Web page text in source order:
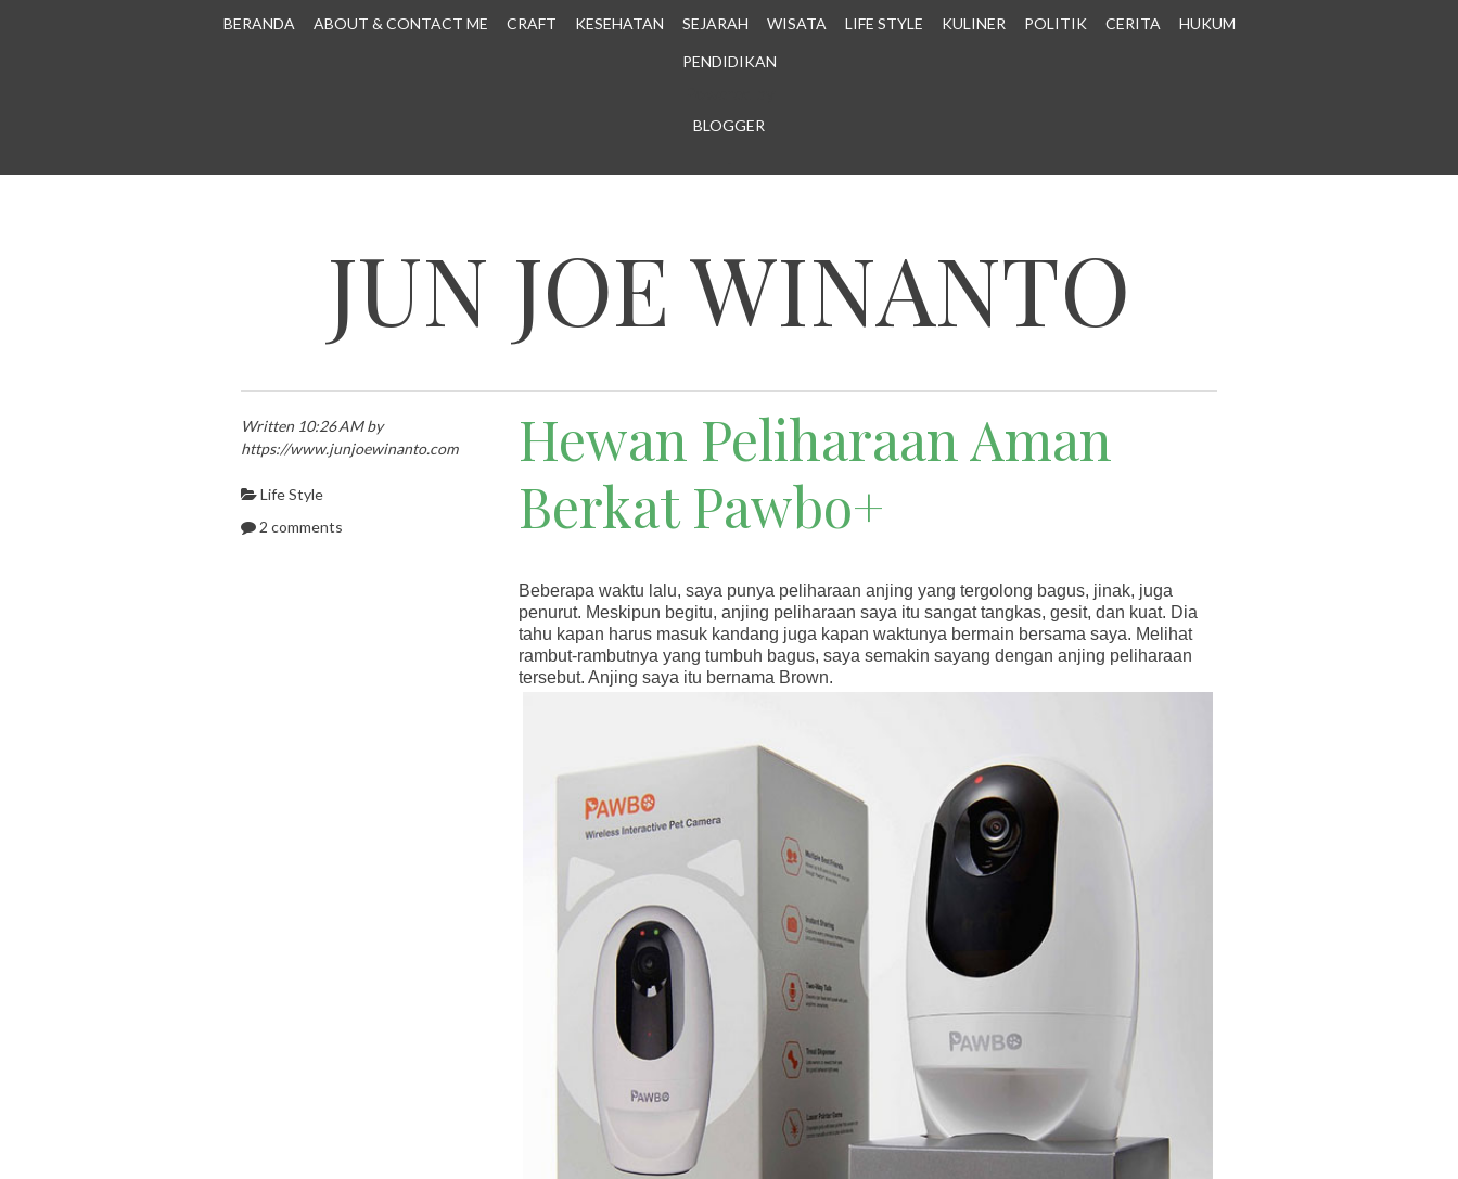
BERANDA ABOUT & CONTACT ME CRAFT KESEHATAN SEJARAH WISATA LIFE STYLE KULINER POLITIK CERITA HUKUM
PENDIDIKAN
BLOGGER
JUN JOE WINANTO
Hewan Peliharaan Aman
Berkat Pawbo+
Beberapa waktu lalu, saya punya peliharaan anjing yang tergolong bagus, jinak, juga
penurut. Meskipun begitu, anjing peliharaan saya itu sangat tangkas, gesit, dan kuat. Dia
tahu kapan harus masuk kandang juga kapan waktunya bermain bersama saya. Melihat
rambut-rambutnya yang tumbuh bagus, saya semakin sayang dengan anjing peliharaan
tersebut. Anjing saya itu bernama Brown.
Written 10:26 AM by
https://www.junjoewinanto.com
Life Style
2 comments